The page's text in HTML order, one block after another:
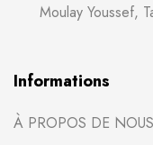
Moulay Youssef,
Informations
À PROPOS DE NOUS